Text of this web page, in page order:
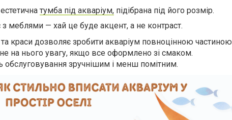
тумба під акваріум, підібрана під його розмір.
меблями — хай це буде акцент, а не контраст.
краси дозволяє зробити акваріум повноцінною частиною
на нього увагу, якщо все оформлено зі смаком.
обслуговування зручнішим і менш помітним.